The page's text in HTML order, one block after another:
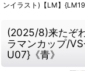
ンイラスト)【LM】
(2025/8)来たぞ
ラマンカップ/
U07}《青》